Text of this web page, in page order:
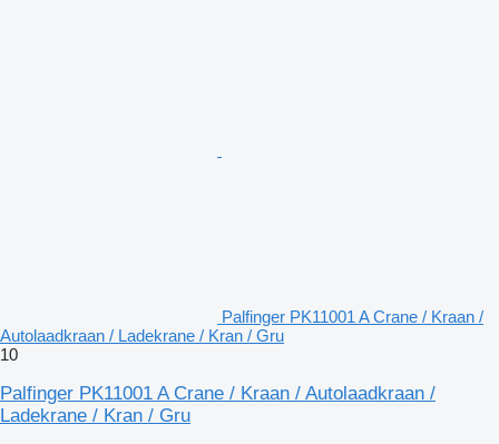
Palfinger PK11001 A Crane / Kraan /
Autolaadkraan / Ladekrane / Kran / Gru
10
Palfinger PK11001 A Crane / Kraan / Autolaadkraan /
Ladekrane / Kran / Gru